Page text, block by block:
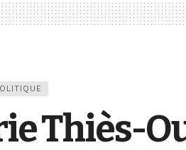
Thiès-